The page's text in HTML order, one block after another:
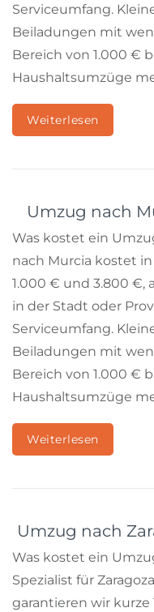
Serviceumfang.
Beiladungen mit
Bereich von 1.000 €
Haushaltsumzüge
Weiterlesen
Umzug nach
Was kostet ein
nach Murcia kostet
1.000 € und 3.800 €,
in der Stadt oder
Serviceumfang.
Beiladungen mit
Bereich von 1.000 €
Haushaltsumzüge
Weiterlesen
Umzug nach
Was kostet ein
Spezialist für
garantieren wir kurze